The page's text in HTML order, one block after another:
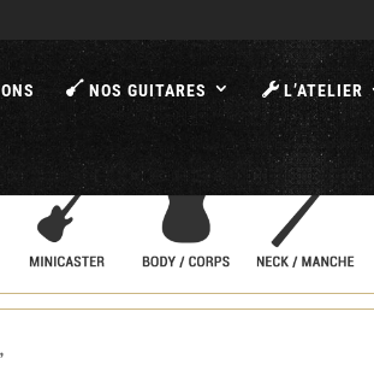
A NOS GUITARES L’ATELIER